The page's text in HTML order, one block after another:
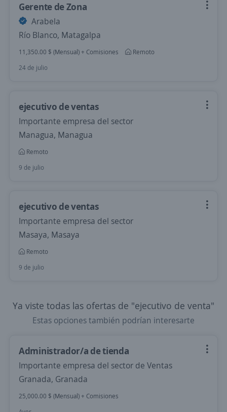
Gerente de Zona
Arabela
Río Blanco, Matagalpa
11,350.00 $ (Mensual) + Comisiones
Remoto
24 de julio
ejecutivo de ventas
Importante empresa del sector
Managua, Managua
Remoto
9 de julio
ejecutivo de ventas
Importante empresa del sector
Masaya, Masaya
Remoto
9 de julio
Ya viste todas las ofertas de "ejecutivo de venta"
Estas opciones también podrían interesarte
Administrador/a de tienda
Importante empresa del sector de Ventas
Granada, Granada
25,000.00 $ (Mensual) + Comisiones